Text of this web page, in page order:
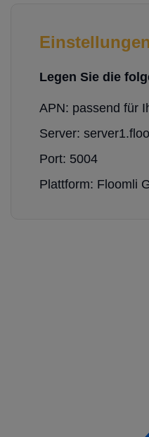
Legen Sie die
APN: passend für
Server:
Port: 5004
Plattform: Floomli